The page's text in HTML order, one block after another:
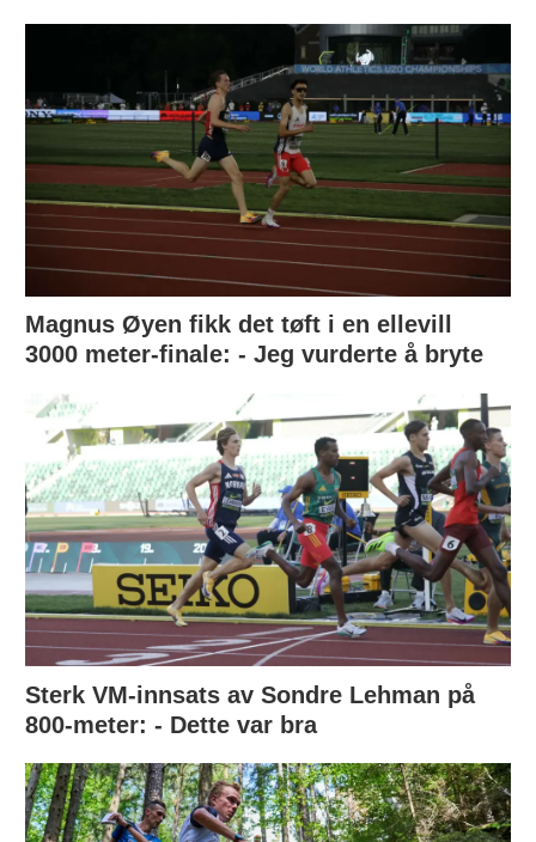
Magnus Øyen fikk det tøft i en ellevill
3000 meter-finale: - Jeg vurderte å bryte
Sterk VM-innsats av Sondre Lehman på
800-meter: - Dette var bra